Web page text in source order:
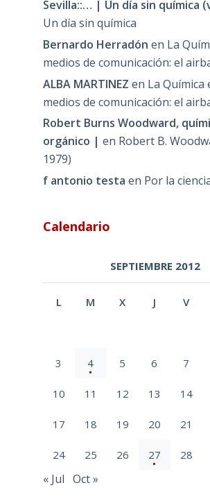
Sevilla::… | Un día sin química
Un día sin química
Bernardo Herradón en La
medios de comunicación: el
ALBA MARTINEZ en La Química
medios de comunicación: el
Robert Burns Woodward,
orgánico | en Robert B.
1979)
f antonio testa en Por la
Calendario
SEPTIEMBRE 2012
L M X J V
3 4 5 6 7
10 11 12 13 14
17 18 19 20 21
24 25 26 27 28
« Jul Oct »